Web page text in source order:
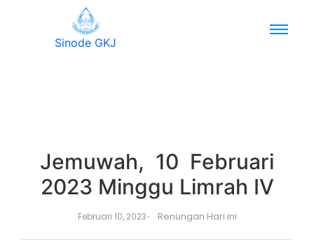
Sinode GKJ
Jemuwah, 10 Februari
2023 Minggu Limrah IV
Februari 10, 2023- Renungan Hari ini